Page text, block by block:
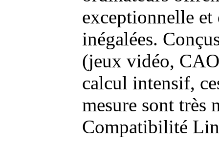
exceptionnelle et
inégalées.
(jeux vidéo,
calcul intensif,
mesure sont très
Compatibilité